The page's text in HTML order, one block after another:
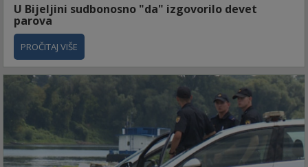
U Bijeljini sudbonosno "da" izgovorilo devet
parova
PROČITAJ VIŠE